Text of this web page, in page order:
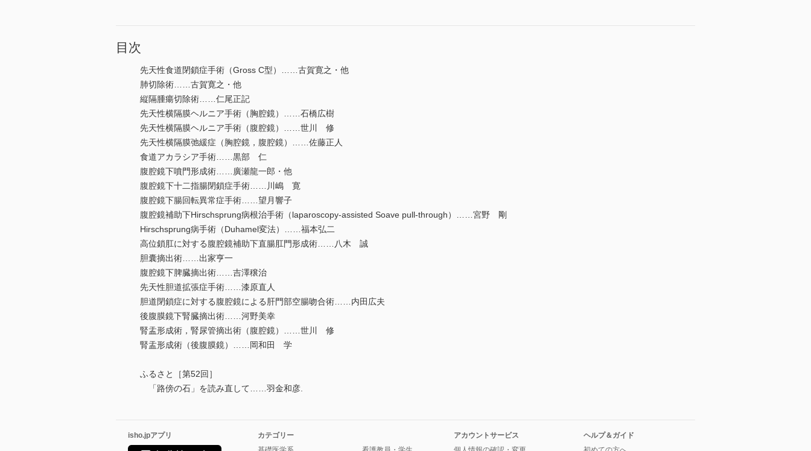
目次
先天性食道閉鎖症手術（Gross C型）……古賀寛之・他
肺切除術……古賀寛之・他
縦隔腫瘍切除術……仁尾正記
先天性横隔膜ヘルニア手術（胸腔鏡）……石橋広樹
先天性横隔膜ヘルニア手術（腹腔鏡）……世川 修
先天性横隔膜弛緩症（胸腔鏡，腹腔鏡）……佐藤正人
食道アカラシア手術……黒部 仁
腹腔鏡下噴門形成術……廣瀬龍一郎・他
腹腔鏡下十二指腸閉鎖症手術……川嶋 寛
腹腔鏡下腸回転異常症手術……望月響子
腹腔鏡補助下Hirschsprung病根治手術（laparoscopy-assisted Soave pull-through）……宮野 剛
Hirschsprung病手術（Duhamel変法）……福本弘二
高位鎖肛に対する腹腔鏡補助下直腸肛門形成術……八木 誠
胆囊摘出術……出家亨一
腹腔鏡下脾臓摘出術……吉澤穣治
先天性胆道拡張症手術……漆原直人
胆道閉鎖症に対する腹腔鏡による肝門部空腸吻合術……内田広夫
後腹膜鏡下腎臓摘出術……河野美幸
腎盂形成術，腎尿管摘出術（腹腔鏡）……世川 修
腎盂形成術（後腹膜鏡）……岡和田 学
ふるさと［第52回］
「路傍の石」を読み直して……羽金和彦.
isho.jpアプリ
カテゴリー
アカウントサービス
ヘルプ＆ガイド